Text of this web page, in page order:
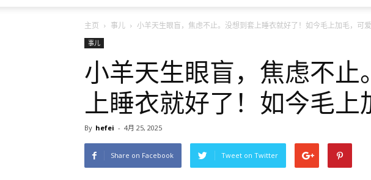
主页 事儿 小羊天生眼盲，焦虑不止。没想到套上睡衣就好了！如今毛上加毛，可
事儿
小羊天生眼盲，焦虑不止
上睡衣就好了！如今毛上
By hefei - 4月 25, 2025
Share on Facebook Tweet on Twitter